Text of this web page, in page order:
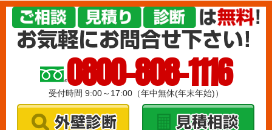
0800-808-1116
受付時間 9:00～17:00（年中無休(年末年始)）